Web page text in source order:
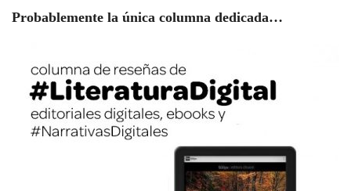
Probablemente la única columna dedicada…